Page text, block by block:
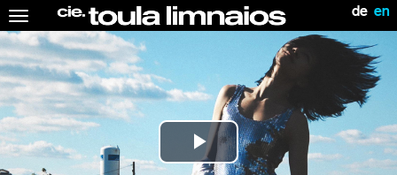
de en
Toggle
navigation
Play